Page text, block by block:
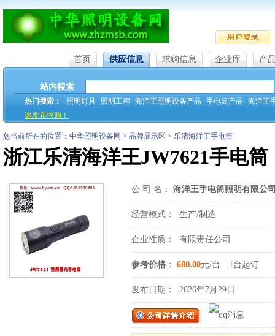
首页 供应信息 求购信息 企业库 产
站内搜索
热门搜索： 照明灯具 照明工程 海洋王照明设备产品 手电筒产品
海洋王
速发布求购！
您当前所在的位置：中华照明设备网 > 品牌展示区 > 乐清海洋王手电筒
浙江乐清海洋王JW7621手电筒
公 司 名： 海洋王手电筒照明有限公
经营模式： 生产/制造
企业性质： 有限责任公司
参考价格 ： 680.00元/台 1台起订
发布日期： 2026年7月29日